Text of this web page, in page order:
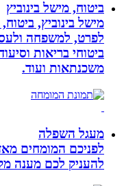
ביטוח, מישל בינוביץ
מישל בינוביץ, ביטוח,
לפרט, למשפחה ולעסק:
ביטוחי בריאות וסיעוד,
משכנתאות ועוד.
מעגל השפלה
לפניכם המומחים מאזור
להעניק לכם מענה מקצועי